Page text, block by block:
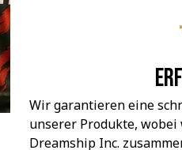
Wir garantieren eine
unserer Produkte,
Dreamship Inc.